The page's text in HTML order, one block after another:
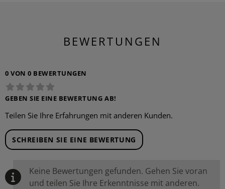
BEWERTUNGEN
0 VON 0 BEWERTUNGEN
GEBEN SIE EINE BEWERTUNG AB!
Teilen Sie Ihre Erfahrungen mit anderen Kunden.
SCHREIBEN SIE EINE BEWERTUNG
Keine Bewertungen gefunden. Gehen Sie voran
und teilen Sie Ihre Erkenntnisse mit anderen.